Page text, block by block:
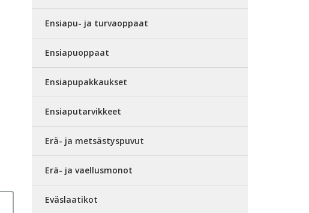
Ensiapu- ja turvaoppaat
Ensiapuoppaat
Ensiapupakkaukset
Ensiaputarvikkeet
Erä- ja metsästyspuvut
Erä- ja vaellusmonot
Eväslaatikot